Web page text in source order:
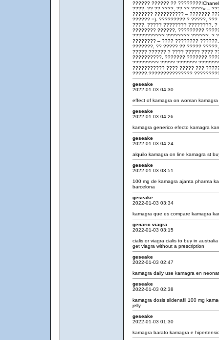
?????? ?????? ??
????, ?? ?? ????, ?? ?? ????» –
??????? ?????????? – ???????
?????? =). ????????? ? ?????,
????. ????? ???????? ????????,
???????? ??????, ?????????
??????????? ???????? ??????. ?
???????? – ???? ????????
???????, ?? ????? ?? ?????
????? ?????? ? ???? ????? ????
??????????. ??????? ???????
????????? ????? ???????
??????????? ???? ????? ???
?????.???????????????
geseake
2022-01-03 04:30
effect of kamagra on woman
geseake
2022-01-03 04:26
kamagra generico efecto kamagra
geseake
2022-01-03 04:24
alquilo kamagra on line kamagra st
geseake
2022-01-03 03:51
100 mg de kamagra ajanta pharma
barcelona
geseake
2022-01-03 03:34
kamagra que es compare kamagra
genaric viagra
2022-01-03 03:15
cialis or viagra cialis to buy in australia
get viagra without a prescription
geseake
2022-01-03 02:47
kamagra daily use kamagra en
geseake
2022-01-03 02:38
kamagra dosis sildenafil 100 mg
jelly
geseake
2022-01-03 01:30
kamagra barato kamagra e